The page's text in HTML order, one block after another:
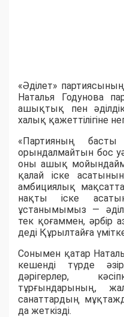
«Әділет»
Наталья Годунова
ашықтық пен
халық қажеттілігіне
«Партияның
орындалмайтын бос
оны ашық
қалай іске
амбициялық
нақты іске
ұстанымымыз —
тек қоғаммен, әрбір
деді Құрылтайға
Сонымен қатар
кешенді түрде
дәрігерлер,
тұрғындарының,
санаттардың
да жеткізді.